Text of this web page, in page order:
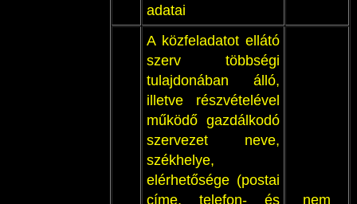
adatai
A közfeladatot ellátó
szerv többségi
tulajdonában álló,
illetve részvételével
működő gazdálkodó
szervezet neve,
székhelye,
elérhetősége (postai
címe, telefon- és
nem